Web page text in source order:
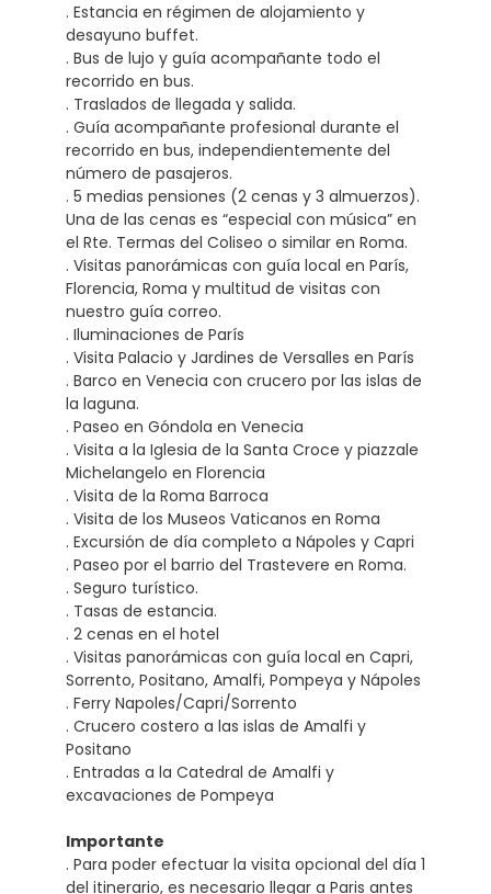
. Estancia en régimen de alojamiento y
desayuno buffet.
. Bus de lujo y guía acompañante todo el
recorrido en bus.
. Traslados de llegada y salida.
. Guía acompañante profesional durante el
recorrido en bus, independientemente del
número de pasajeros.
. 5 medias pensiones (2 cenas y 3 almuerzos).
Una de las cenas es “especial con música” en
el Rte. Termas del Coliseo o similar en Roma.
. Visitas panorámicas con guía local en París,
Florencia, Roma y multitud de visitas con
nuestro guía correo.
. Iluminaciones de París
. Visita Palacio y Jardines de Versalles en París
. Barco en Venecia con crucero por las islas de
la laguna.
. Paseo en Góndola en Venecia
. Visita a la Iglesia de la Santa Croce y piazzale
Michelangelo en Florencia
. Visita de la Roma Barroca
. Visita de los Museos Vaticanos en Roma
. Excursión de día completo a Nápoles y Capri
. Paseo por el barrio del Trastevere en Roma.
. Seguro turístico.
. Tasas de estancia.
. 2 cenas en el hotel
. Visitas panorámicas con guía local en Capri,
Sorrento, Positano, Amalfi, Pompeya y Nápoles
. Ferry Napoles/Capri/Sorrento
. Crucero costero a las islas de Amalfi y
Positano
. Entradas a la Catedral de Amalfi y
excavaciones de Pompeya
Importante
. Para poder efectuar la visita opcional del día 1
del itinerario, es necesario llegar a Paris antes